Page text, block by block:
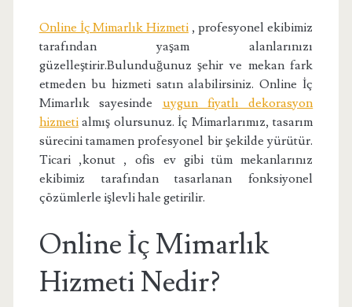
Online İç Mimarlık Hizmeti , profesyonel ekibimiz
tarafından yaşam alanlarınızı
güzelleştirir.Bulunduğunuz şehir ve mekan fark
etmeden bu hizmeti satın alabilirsiniz. Online İç
Mimarlık sayesinde uygun fiyatlı dekorasyon
hizmetialmış olursunuz. İç Mimarlarımız, tasarım
sürecini tamamen profesyonel bir şekilde yürütür.
Ticari ,konut , ofis ev gibi tüm mekanlarınız
ekibimiz tarafından tasarlanan fonksiyonel
çözümlerle işlevli hale getirilir.
Online İç Mimarlık
Hizmeti Nedir?